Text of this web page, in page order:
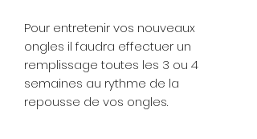
Pour entretenir vos nouveaux
ongles il faudra effectuer un
remplissage toutes les 3 ou 4
semaines au rythme de la
repousse de vos ongles.